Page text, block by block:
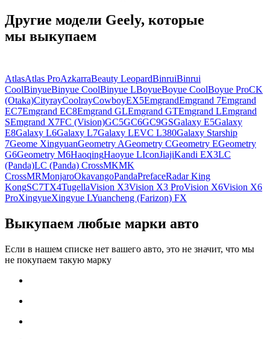
Другие модели Geely, которые
мы выкупаем
AtlasAtlas ProAzkarraBeauty LeopardBinruiBinrui
CoolBinyueBinyue CoolBinyue LBoyueBoyue CoolBoyue ProCK
(Otaka)CityrayCoolrayCowboyEX5EmgrandEmgrand 7Emgrand
EC7Emgrand EC8Emgrand GLEmgrand GTEmgrand LEmgrand
SEmgrand X7FC (Vision)GC5GC6GC9GSGalaxy E5Galaxy
E8Galaxy L6Galaxy L7Galaxy LEVC L380Galaxy Starship
7Geome XingyuanGeometry AGeometry CGeometry EGeometry
G6Geometry M6HaoqingHaoyue LIconJiajiKandi EX3LC
(Panda)LC (Panda) CrossMKMK
CrossMRMonjaroOkavangoPandaPrefaceRadar King
KongSC7TX4TugellaVision X3Vision X3 ProVision X6Vision X6
ProXingyueXingyue LYuancheng (Farizon) FX
Выкупаем любые марки авто
Если в нашем списке нет вашего авто, это не значит, что мы
не покупаем такую марку